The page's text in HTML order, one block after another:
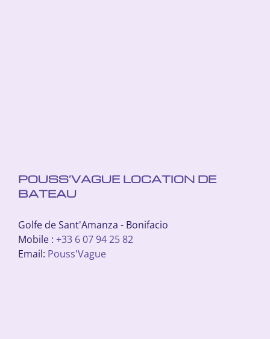
POUSS’VAGUE LOCATION DE
BATEAU
Golfe de Sant'Amanza - Bonifacio
Mobile : +33 6 07 94 25 82
Email: Pouss'Vague